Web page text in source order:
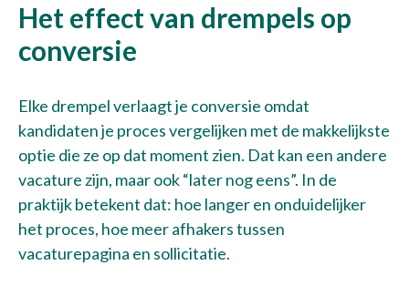
Het effect van drempels op
conversie
Elke drempel verlaagt je conversie omdat
kandidaten je proces vergelijken met de makkelijkste
optie die ze op dat moment zien. Dat kan een andere
vacature zijn, maar ook “later nog eens”. In de
praktijk betekent dat: hoe langer en onduidelijker
het proces, hoe meer afhakers tussen
vacaturepagina en sollicitatie.